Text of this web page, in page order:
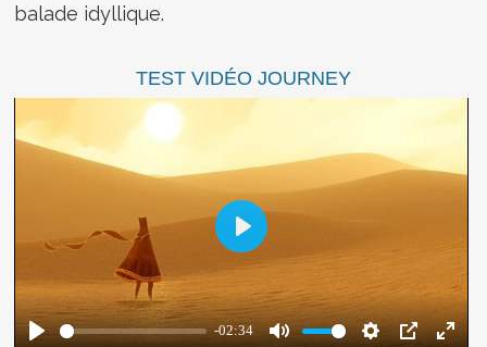
balade idyllique.
TEST VIDÉO JOURNEY